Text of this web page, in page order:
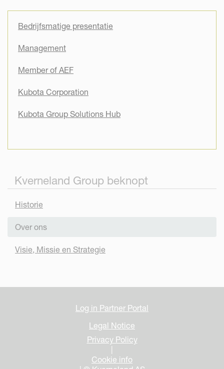
Bedrijfsmatige presentatie
Management
Member of AEF
Kubota Corporation
Kubota Group Solutions Hub
Kverneland Group beknopt
Historie
Over ons
Visie, Missie en Strategie
Log in Partner Portal
Legal Notice
Privacy Policy
|
Cookie info